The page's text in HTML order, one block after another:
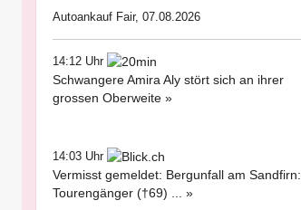
Autoankauf Fair, 07.08.2026
14:12 Uhr
Schwangere Amira Aly stört sich an ihrer
grossen Oberweite »
14:03 Uhr
Vermisst gemeldet: Bergunfall am Sandfirn:
Tourengänger (†69) ... »